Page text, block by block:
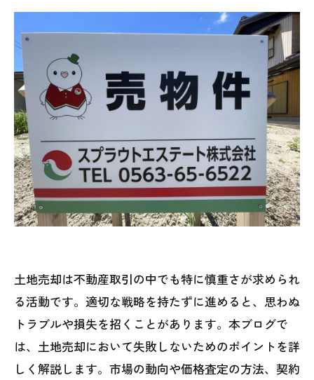
土地売却は不動産取引の中でも特に慎重さが求められ
る活動です。適切な戦略を持たずに進めると、思わぬ
トラブルや損失を招くことがあります。本ブログで
は、土地売却において失敗しないためのポイントを詳
しく解説します。市場の動向や価格査定の方法、契約